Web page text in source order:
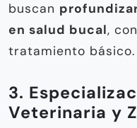
buscan
en salud bucal,
tratamiento básico.
3.
Veterinaria y